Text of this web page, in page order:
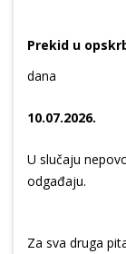
Prekid u
dana
10.07.2026.
U slučaju
odgađaju.
Za sva druga